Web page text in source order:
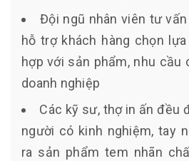
Đội ngũ nhân viên tư
hỗ trợ khách hàng chọn
hợp với sản phẩm, nhu cầu
doanh nghiệp
Các kỹ sư, thợ in ấn đều
người có kinh nghiệm, tay
ra sản phẩm tem nhãn